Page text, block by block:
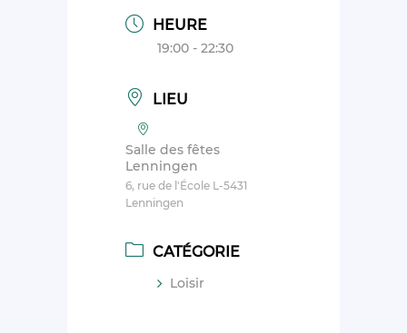
HEURE
19:00 - 22:30
LIEU
Salle des fêtes
Lenningen
6, rue de l'École L-5431
Lenningen
CATÉGORIE
Loisir